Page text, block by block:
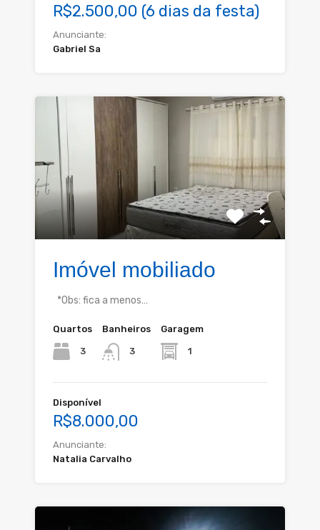
R$2.500,00 (6 dias da festa)
Anunciante:
Gabriel Sa
Imóvel mobiliado
*Obs: fica a menos…
Quartos
3
Banheiros
3
Garagem
1
Disponível
R$8.000,00
Anunciante:
Natalia Carvalho